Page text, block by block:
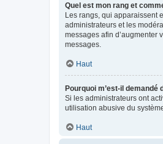
Quel est mon rang et
Les rangs, qui apparaissent
administrateurs et les
messages afin d’augmenter
messages.
Haut
Pourquoi m’est-il
Si les administrateurs ont
utilisation abusive du
Haut